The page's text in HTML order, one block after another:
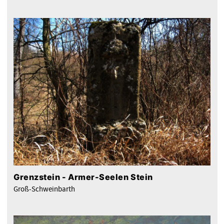
Grenzstein - Armer-Seelen Stein
Groß-Schweinbarth